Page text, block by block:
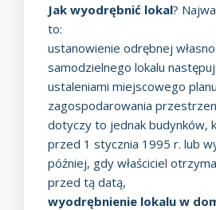
Jak wyodrębnić lokal?
to:
ustanowienie odrębnej
samodzielnego lokalu
ustaleniami miejscowego planu
zagospodarowania
dotyczy to jednak budynków,
przed 1 stycznia 1995 r. lub
później, gdy właściciel
przed tą datą,
wyodrębnienie lokalu w